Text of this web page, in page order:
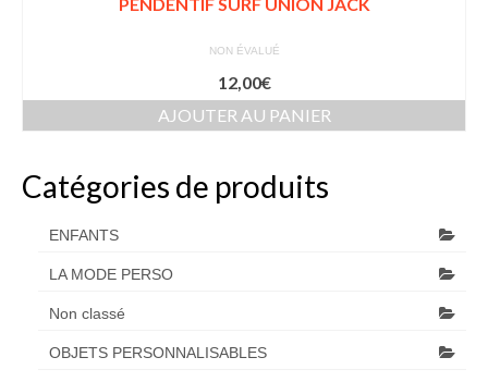
NON ÉVALUÉ
12,00€
AJOUTER AU PANIER
Catégories de produits
ENFANTS
LA MODE PERSO
Non classé
OBJETS PERSONNALISABLES